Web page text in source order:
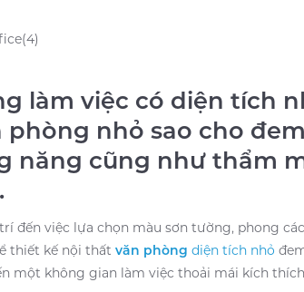
làm việc có diện tích
nhỏ sao cho
năng cũng như thẩm
đến việc lựa chọn màu sơn tường, phong
thiết kế nội thất văn phòng diện tích nhỏ
một không gian làm việc thoải mái kích